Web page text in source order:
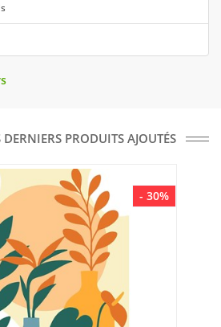
DERNIERS PRODUITS AJOUTÉS
- 30%